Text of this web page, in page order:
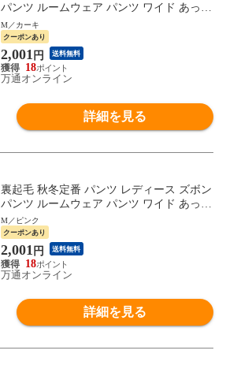
パンツ ルームウェア パンツ ワイド あった
か ズボン 美脚 ゆったり スウェット 通勤
部屋着 きれいめ 防寒 厚手 体型カバー 選
べる丈 イージーパンツ 高身長 低身長 暖パ
ン 黒 TOKAIZ Lite
M／カーキ
クーポンあり
2,001 円 送料無料
18
万通オンライン
詳細を見る
裏起毛 秋冬定番 パンツ レディース ズボン
パンツ ルームウェア パンツ ワイド あった
か ズボン 美脚 ゆったり スウェット 通勤
部屋着 きれいめ 防寒 厚手 体型カバー 選
べる丈 イージーパンツ 高身長 低身長 暖パ
ン 黒 TOKAIZ Lite
M／ピンク
クーポンあり
2,001 円 送料無料
18
万通オンライン
詳細を見る